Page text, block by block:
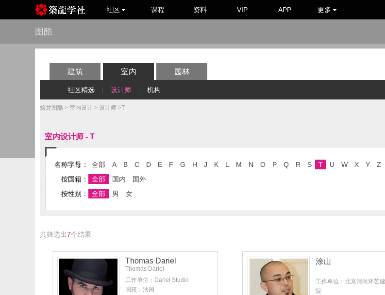
社区 课程 资料 VIP APP 更多
图酷
建筑 室内 园林
社区精选 设计师 机构
筑龙图酷 > 室内设计 > 设计师 >T
室内设计师 - T
名称字母： 全部 A B C D E F G H J K L M N O P Q R S T U W X Y
Z
按国籍：
全部 国内
国外
按性别：
全部 男 女
共筛选出7个结果
Thomas Dariel
Thomas Dariel
工作单位：Dariel Studio
国籍：法国
涂山
工作单位：北京清尚环艺
院